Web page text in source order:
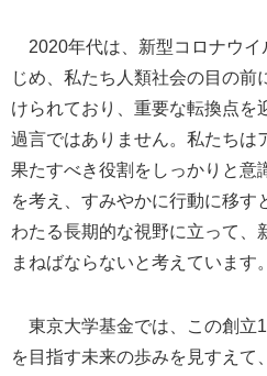
2020年代は、新型コロナウイ
じめ、私たち人類社会の目の前
けられており、重要な転換点を
過言ではありません。私たちは
果たすべき役割をしっかりと意
を考え、すみやかに行動に移す
わたる長期的な視野に立って、
まねばならないと考えています。
東京大学基金では、この創立
を目指す未来の歩みを見すえて